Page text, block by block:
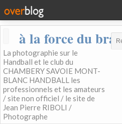
à la force du bras
La photographie sur le
Handball et le club du
CHAMBERY SAVOIE MONT-
BLANC HANDBALL les
professionnels et les amateurs
/ site non officiel / le site de
Jean Pierre RIBOLI /
Photographe